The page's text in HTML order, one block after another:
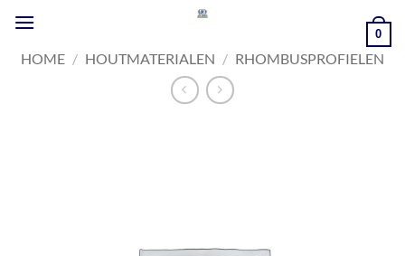
naar
inhoud
0
HOME / HOUTMATERIALEN / RHOMBUSPROFIELEN